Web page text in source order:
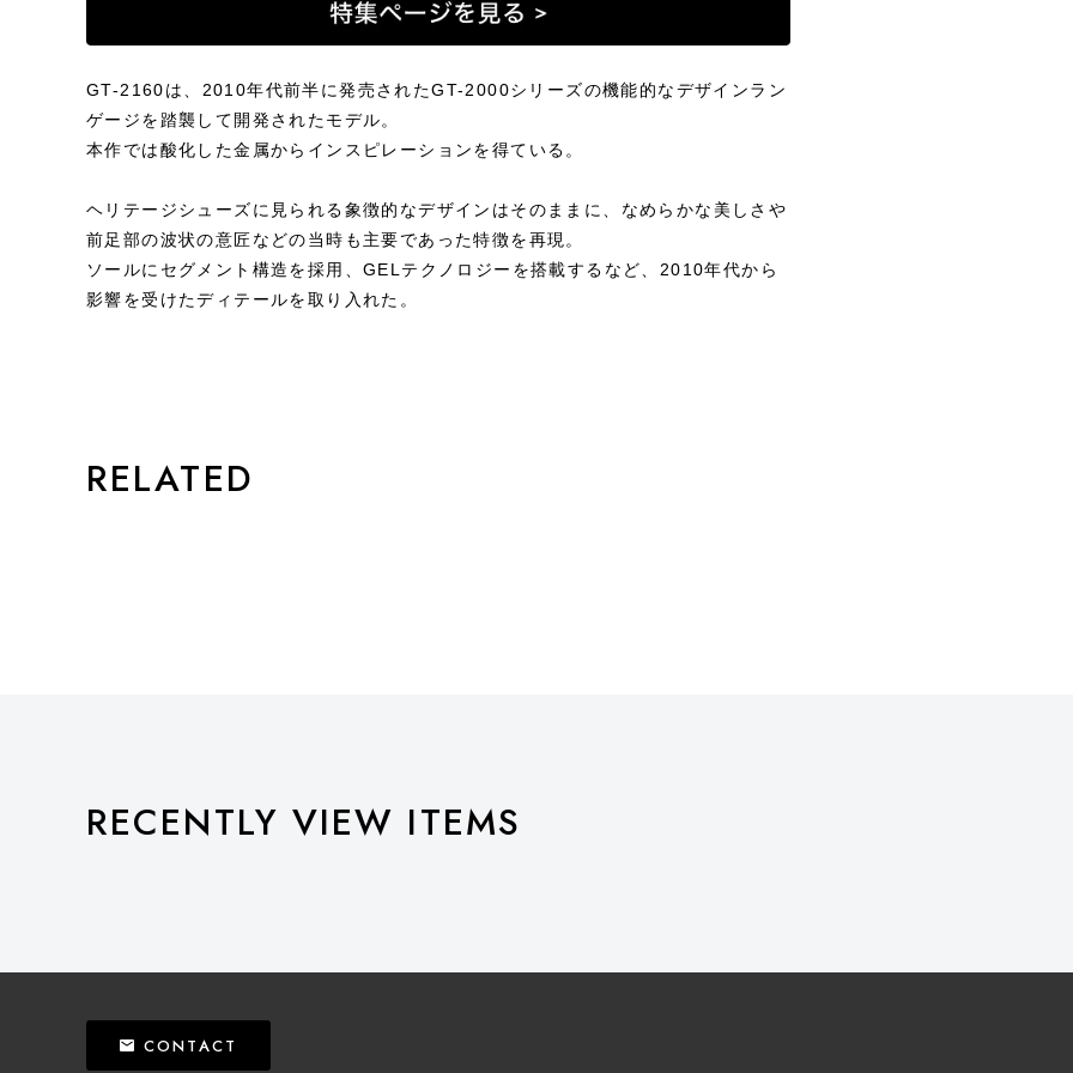
GT-2160は、2010年代前半に発売されたGT-2000シリーズの機能的なデザインラン
ゲージを踏襲して開発されたモデル。
本作では酸化した金属からインスピレーションを得ている。
ヘリテージシューズに見られる象徴的なデザインはそのままに、なめらかな美しさや
前足部の波状の意匠などの当時も主要であった特徴を再現。
ソールにセグメント構造を採用、GELテクノロジーを搭載するなど、2010年代から
影響を受けたディテールを取り入れた。
RELATED
RECENTLY VIEW ITEMS
CONTACT